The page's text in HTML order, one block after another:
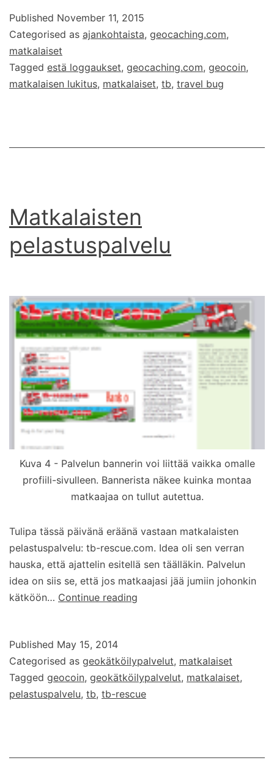
Lukitse
matkalainen
Published November 11, 2015
Categorised as ajankohtaista, geocaching.com,
matkalaiset
Tagged estä loggaukset, geocaching.com, geocoin,
matkalaisen lukitus, matkalaiset, tb, travel bug
Matkalaisten
pelastuspalvelu
Kuva 4 - Palvelun bannerin voi liittää vaikka omalle
profiili-sivulleen. Bannerista näkee kuinka montaa
matkaajaa on tullut autettua.
Tulipa tässä päivänä eräänä vastaan matkalaisten
pelastuspalvelu: tb-rescue.com. Idea oli sen verran
hauska, että ajattelin esitellä sen täälläkin. Palvelun
idea on siis se, että jos matkaajasi jää jumiin johonkin
kätköön… Continue reading
Published May 15, 2014
Categorised as geokätköilypalvelut, matkalaiset
Tagged geocoin, geokätköilypalvelut, matkalaiset,
pelastuspalvelu, tb, tb-rescue